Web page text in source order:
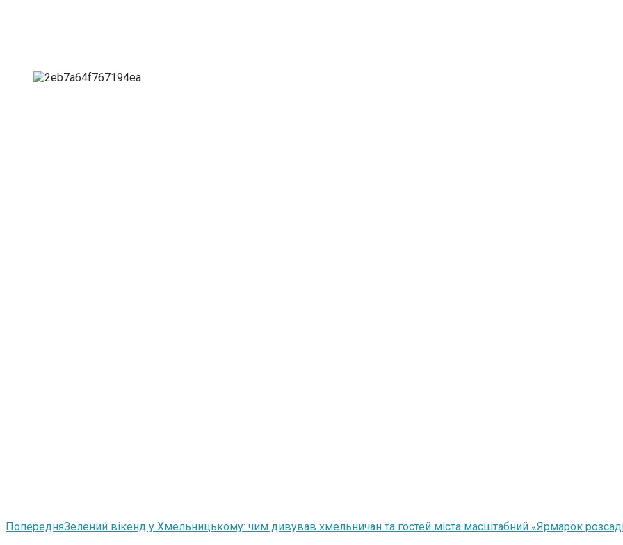
ПопередняЗелений вікенд у Хмельницькому: чим дивував хмельничан та гостей міста масштабний «Ярмарок